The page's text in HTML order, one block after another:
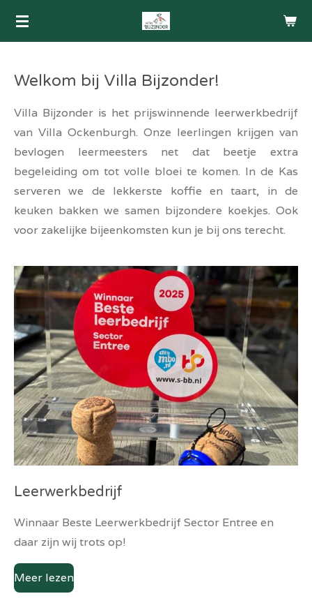
Ga
deWelkom bij Villa Bijzonder!
Villa Bijzonder is het prijswinnende leerwerkbedrijf
van Villa Ockenburgh. Onze leerlingen krijgen van
bevlogen leermeesters net dat beetje extra
begeleiding om tot volle bloei te komen. In de Kas
serveren we de lekkerste koffie en taart, in de
keuken bakken we samen bijzondere koekjes. Ook
voor zakelijke bijeenkomsten kun je bij ons terecht.
Leerwerkbedrijf
Winnaar Beste Leerwerkbedrijf Sector Entree en
daar zijn wij trots op!
Meer lezen